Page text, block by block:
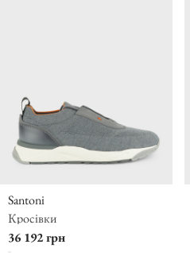
Santoni
Кросівки
36 192 грн